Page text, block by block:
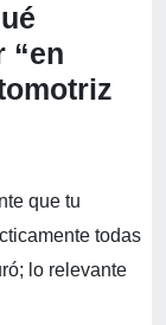
“en
que tu
todas
lo relevante